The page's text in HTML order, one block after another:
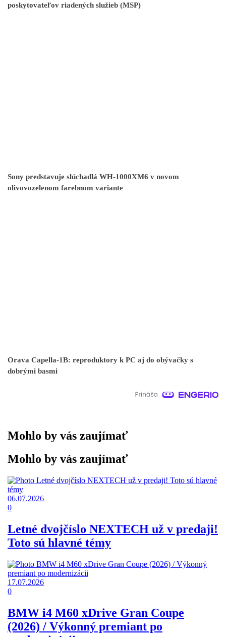
poskytovateľov riadených služieb (MSP)
Sony predstavuje slúchadlá WH-1000XM6 v novom
olivovozelenom farebnom variante
Orava Capella-1B: reproduktory k PC aj do obývačky s
dobrými basmi
Mohlo by vás zaujímať
Mohlo by vás zaujímať
06.07.2026
0
Letné dvojčíslo NEXTECH už v predaji!
Toto sú hlavné témy
17.07.2026
0
BMW i4 M60 xDrive Gran Coupe
(2026) / Výkonný premiant po